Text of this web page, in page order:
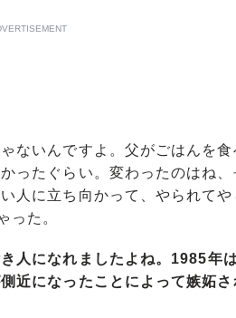
ないんですよ。父がごはんを食
ったぐらい。変わったのはね
人に立ち向かって、やられてや
った。
になれましたよね。1985年
近になったことによって嫉妬